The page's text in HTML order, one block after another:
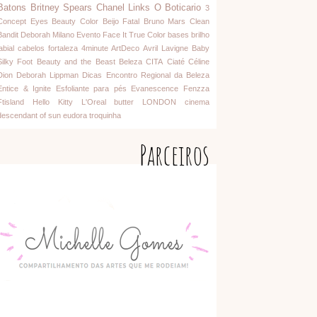
Britney Spears Chanel Links O Boticario 3
Eyes Beauty Color Beijo Fatal Bruno Mars Clean
Deborah Milano Evento Face It True Color bases brilho
cabelos fortaleza 4minute ArtDeco Avril Lavigne Baby
Foot Beauty and the Beast Beleza CITA Ciaté Céline
Deborah Lippman Dicas
Encontro Regional da Beleza
& Ignite
Esfoliante para pés Evanescence
Fenzza
Hello Kitty L'Oreal butter LONDON
cinema
of sun eudora troquinha
Parceiros